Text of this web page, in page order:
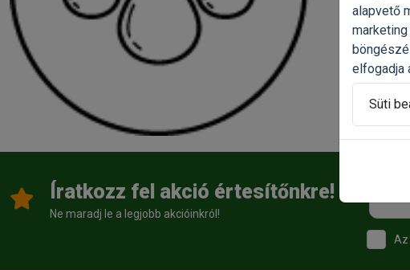
Íratkozz fel akció értesítőnkre!
Ne maradj le a legjobb akcióinkról!
Az
alapvető
elfogadja
Süti